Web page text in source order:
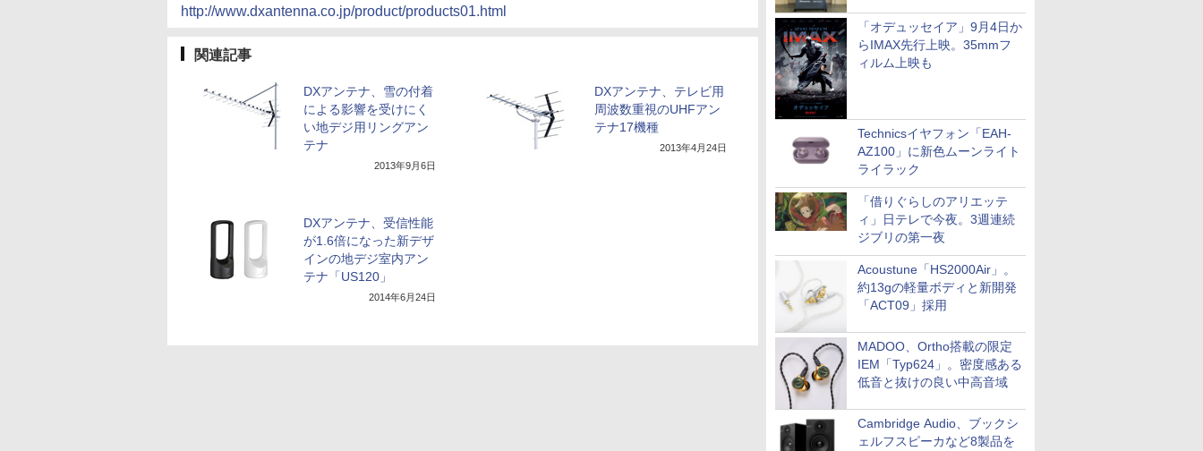
「オデュッセイア」9月4日か
らIMAX先行上映。35mmフ
ィルム上映も
Technicsイヤフォン「EAH-
AZ100」に新色ムーンライト
ライラック
「借りぐらしのアリエッテ
ィ」日テレで今夜。3週連続
ジブリの第一夜
Acoustune「HS2000Air」。
約13gの軽量ボディと新開発
「ACT09」採用
MADOO、Ortho搭載の限定
IEM「Typ624」。密度感ある
低音と抜けの良い中高音域
Cambridge Audio、ブックシ
ェルフスピーカなど8製品を
http://www.dxantenna.co.jp/product/products01.html
関連記事
DXアンテナ、雪の付着
による影響を受けにく
い地デジ用リングアン
テナ
2013年9月6日
DXアンテナ、テレビ用
周波数重視のUHFアン
テナ17機種
2013年4月24日
DXアンテナ、受信性能
が1.6倍になった新デザ
インの地デジ室内アン
テナ「US120」
2014年6月24日